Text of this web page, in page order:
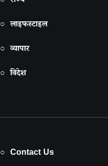
○ लाइफस्टाइल
○ व्यापार
○ विदेश
○ Contact Us